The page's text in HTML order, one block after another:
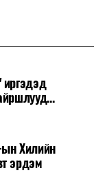
иргэдэд
Хилийн
эрдэм